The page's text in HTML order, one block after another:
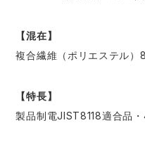
【混在】
複合繊維（ポリエステル
【特長】
製品制電JIST8118適合品